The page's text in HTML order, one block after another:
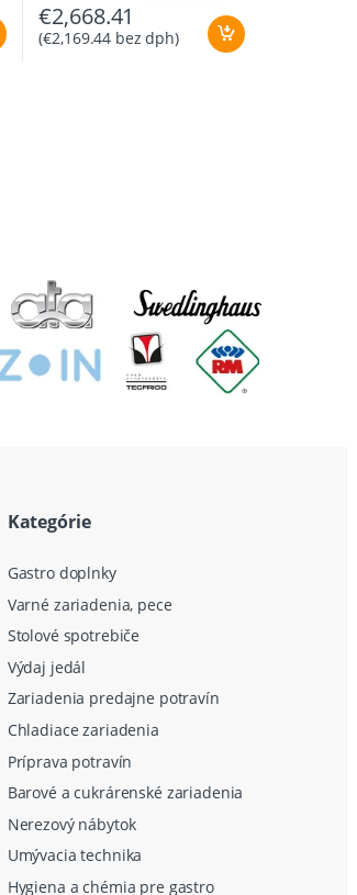
€2,668.41
(€2,169.44 bez dph)
Kategórie
Gastro doplnky
Varné zariadenia, pece
Stolové spotrebiče
Výdaj jedál
Zariadenia predajne potravín
Chladiace zariadenia
Príprava potravín
Barové a cukrárenské zariadenia
Nerezový nábytok
Umývacia technika
Hygiena a chémia pre gastro